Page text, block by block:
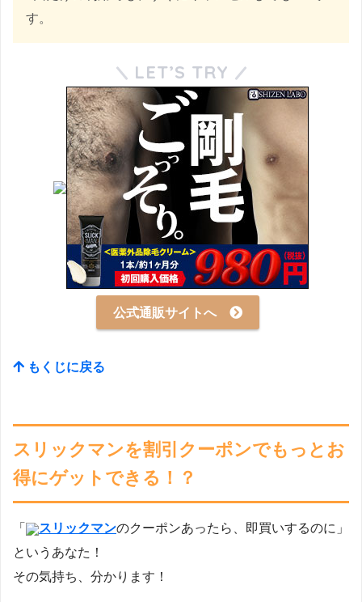
す。
LET’S TRY
公式通販サイトへ
もくじに戻る
スリックマンを割引クーポンでもっとお
得にゲットできる！？
「 スリックマンのクーポンあったら、即買いするのに」
というあなた！
その気持ち、分かります！